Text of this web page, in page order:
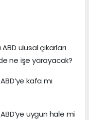
ulusal çıkarları
ne işe yarayacak?
kafa mı
ABD’ye uygun hale mi